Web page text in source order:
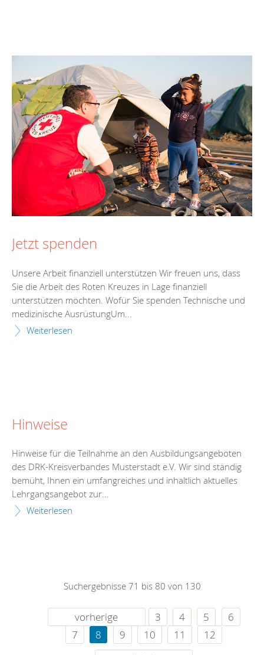
Jetzt spenden
Unsere Arbeit finanziell unterstützen Wir freuen uns, dass
Sie die Arbeit des Roten Kreuzes in Lage finanziell
unterstützen möchten. Wofür Sie spenden Technische und
medizinische AusrüstungUm...
Weiterlesen
Hinweise
Hinweise für die Teilnahme an den Ausbildungsangeboten
des DRK-Kreisverbandes Musterstadt e.V. Wir sind ständig
bemüht, Ihnen ein umfangreiches und inhaltlich aktuelles
Lehrgangsangebot zur...
Weiterlesen
Suchergebnisse 71 bis 80 von 130
vorherige 3 4 5
6
7
8 9 10 11
12